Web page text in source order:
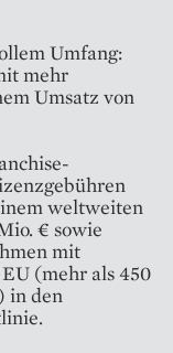
Umfang:
mehr
Umsatz von
weltweiten
€ sowie
mit
(mehr als 450
in den